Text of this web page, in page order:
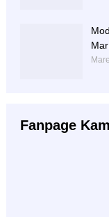
Fanpage